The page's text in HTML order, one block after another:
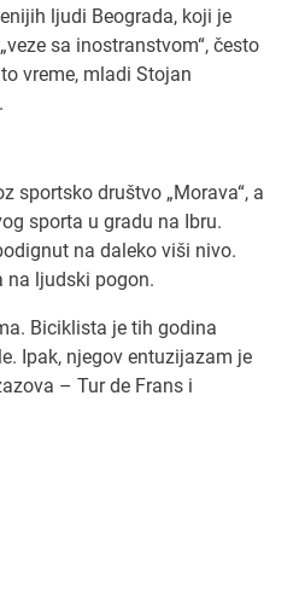
ljudi Beograda, koji je
sa inostranstvom“, često
vreme, mladi Stojan
sportsko društvo „Morava“, a
sporta u gradu na Ibru.
na daleko viši nivo.
na ljudski pogon.
Biciklista je tih godina
Ipak, njegov entuzijazam je
– Tur de Frans i